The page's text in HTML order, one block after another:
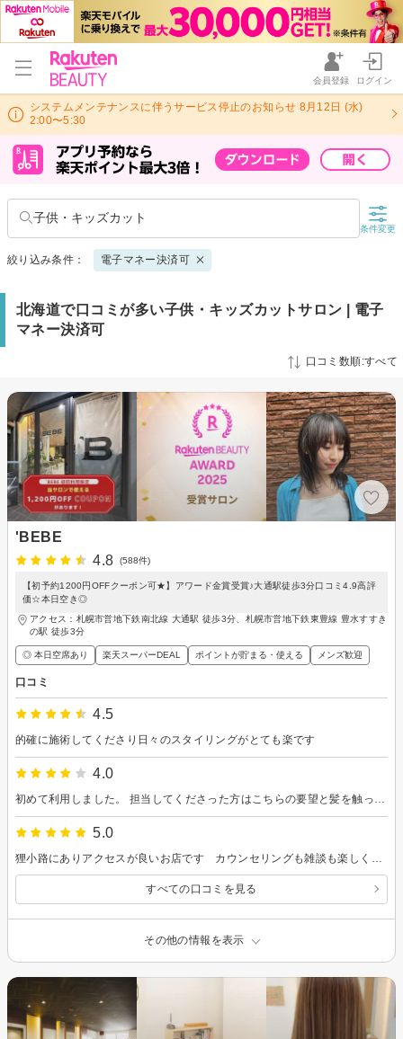
会員登録 ログイン
システムメンテナンスに伴うサービス停止のお知らせ 8月12日 (水)
2:00〜5:30
子供・キッズカット
条件変更
絞り込み条件： 電子マネー決済可
北海道で口コミが多い子供・キッズカットサロン | 電子
マネー決済可
口コミ数順:すべて
'BEBE
4.8
(588件)
【初予約1200円OFFクーポン可★】アワード金賞受賞♪大通駅徒歩3分口コミ4.9高評
価☆本日空き◎
アクセス：札幌市営地下鉄南北線 大通駅 徒歩3分、札幌市営地下鉄東豊線 豊水すすき
の駅 徒歩3分
◎ 本日空席あり 楽天スーパーDEAL ポイントが貯まる・使える メンズ歓迎
口コミ
4.5
的確に施術してくださり日々のスタイリングがとても楽です
4.0
5.0
すべての口コミを見る
その他の情報を表示